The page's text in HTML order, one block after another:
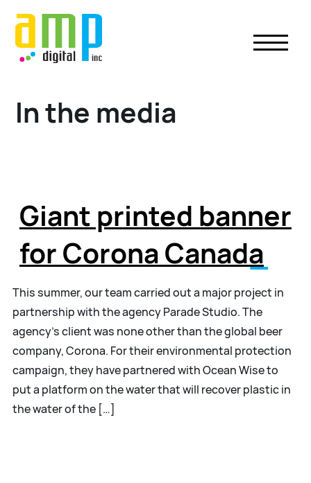
content
In the media
Giant printed banner
for Corona Canada
This summer, our team carried out a major project in
partnership with the agency Parade Studio. The
agency’s client was none other than the global beer
company, Corona. For their environmental protection
campaign, they have partnered with Ocean Wise to
put a platform on the water that will recover plastic in
the water of the […]